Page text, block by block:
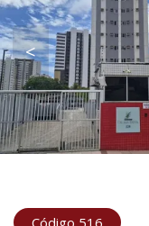
<
Código 516